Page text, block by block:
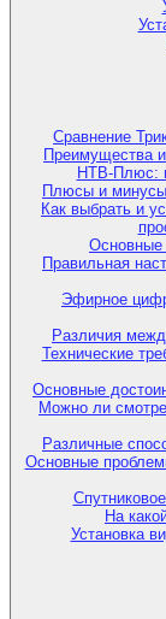
Сравнение
Преимущества
НТВ-Плюс:
Плюсы и
Как выбрать и
Основные
Правильная
Эфирное
Различия
Технические
Основные
Можно ли
Различные
Основные
На
Установка